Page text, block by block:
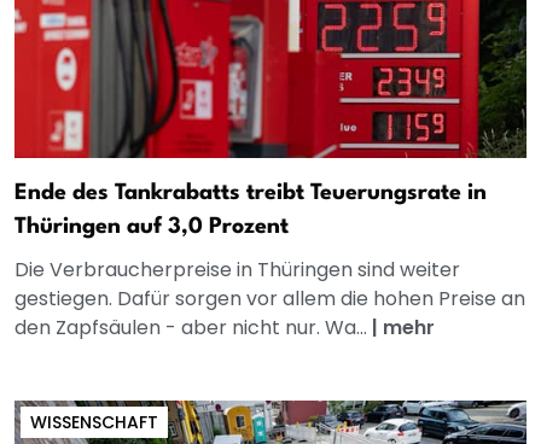
Ende des Tankrabatts treibt Teuerungsrate in
Thüringen auf 3,0 Prozent
Die Verbraucherpreise in Thüringen sind weiter
gestiegen. Dafür sorgen vor allem die hohen Preise an
den Zapfsäulen - aber nicht nur. Wa... | mehr
WISSENSCHAFT